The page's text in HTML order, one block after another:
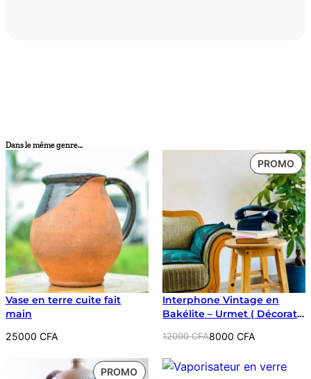
Dans le même genre…
Vase en terre cuite fait
main
25000 CFA
PROMO
EN
Interphone Vintage en
Bakélite – Urmet ( Décoratif
12000CFA
Le
initial
8000CFA
Le
actuel
PROMOPRODUIT